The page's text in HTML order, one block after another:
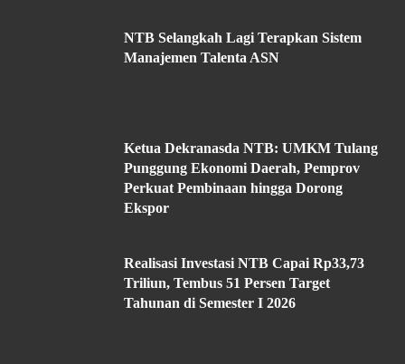
NTB Selangkah Lagi Terapkan Sistem
Manajemen Talenta ASN
Ketua Dekranasda NTB: UMKM Tulang
Punggung Ekonomi Daerah, Pemprov
Perkuat Pembinaan hingga Dorong
Ekspor
Realisasi Investasi NTB Capai Rp33,73
Triliun, Tembus 51 Persen Target
Tahunan di Semester I 2026